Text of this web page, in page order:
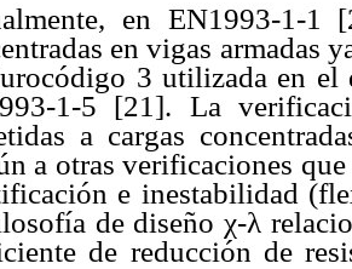
en EN1993-1-1
en vigas armadas
3 utilizada en el
1-5 [21]. La
a cargas
a otras verificaciones
e inestabilidad
de diseño χ-λ
de reducción de